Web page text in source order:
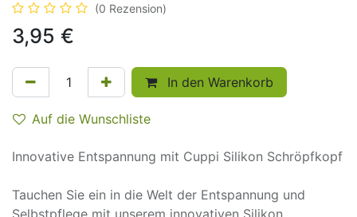
(0 Rezension)
3,95 €
In den Warenkorb
Auf die Wunschliste
Innovative Entspannung mit Cuppi Silikon Schröpfkopf
Tauchen Sie ein in die Welt der Entspannung und
Selbstpflege mit unserem innovativen Silikon